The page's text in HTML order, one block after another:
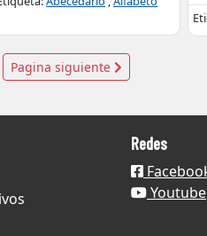
Navegación
Pagina siguiente
Redes
Youtube